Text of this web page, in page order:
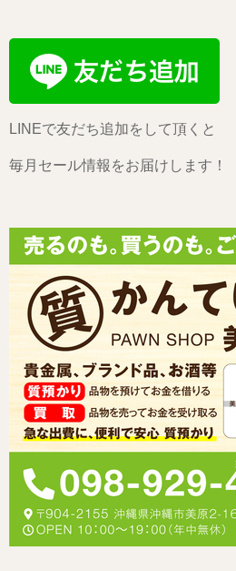
LINEで友だち追加をして頂くと
毎月セール情報をお届けします！